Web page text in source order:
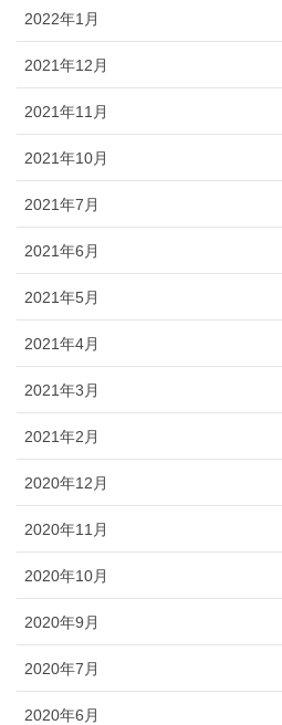
2022年1月
2021年12月
2021年11月
2021年10月
2021年7月
2021年6月
2021年5月
2021年4月
2021年3月
2021年2月
2020年12月
2020年11月
2020年10月
2020年9月
2020年7月
2020年6月